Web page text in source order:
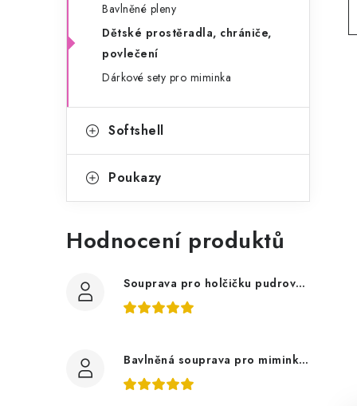
p
a
e
l
Bavlněné pleny
Dětské prostěradla, chrániče,
povlečení
Dárkové sety pro miminka
Softshell
Poukazy
Hodnocení produktů
Souprava pro holčičku pudrově růžová, ptáčci květy
Bavlněná souprava pro miminko, zvířátka v lese